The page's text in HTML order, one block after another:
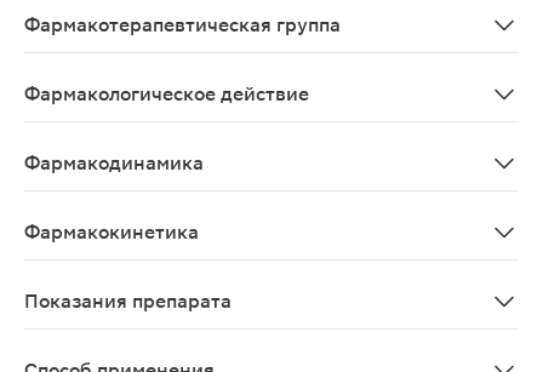
Фармакотерапевтическая группа
Фармакологическое действие
Фармакодинамика
Фармакокинетика
Показания препарата